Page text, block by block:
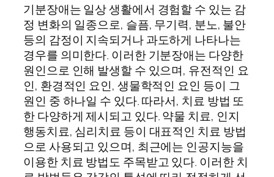
기분장애는 일상 생활에서 경험할 수 있는 감
정 변화의 일종으로, 슬픔, 무기력, 분노, 불안
등의 감정이 지속되거나 과도하게 나타나는
경우를 의미한다. 이러한 기분장애는 다양한
원인으로 인해 발생할 수 있으며, 유전적인 요
인, 환경적인 요인, 생물학적인 요인 등이 그
원인 중 하나일 수 있다. 따라서, 치료 방법 또
한 다양하게 제시되고 있다. 약물 치료, 인지
행동치료, 심리치료 등이 대표적인 치료 방법
으로 사용되고 있으며, 최근에는 인공지능을
이용한 치료 방법도 주목받고 있다. 이러한 치